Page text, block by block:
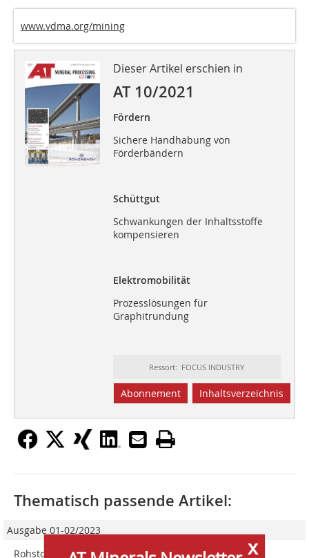
www.vdma.org/mining
Dieser Artikel erschien in
AT 10/2021
Fördern
Sichere Handhabung von
Förderbändern
Schüttgut
Schwankungen der Inhaltsstoffe
kompensieren
Elektromobilität
Prozesslösungen für
Graphitrundung
Ressort: FOCUS INDUSTRY
Abonnement Inhaltsverzeichnis
x
Thematisch passende Artikel:
Ausgabe 01-02/2023
Rohstoffgewinnung